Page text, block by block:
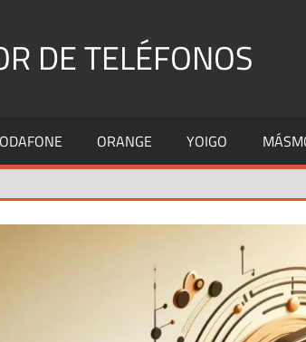
DE TELÉFONOS
ORANGE YOIGO